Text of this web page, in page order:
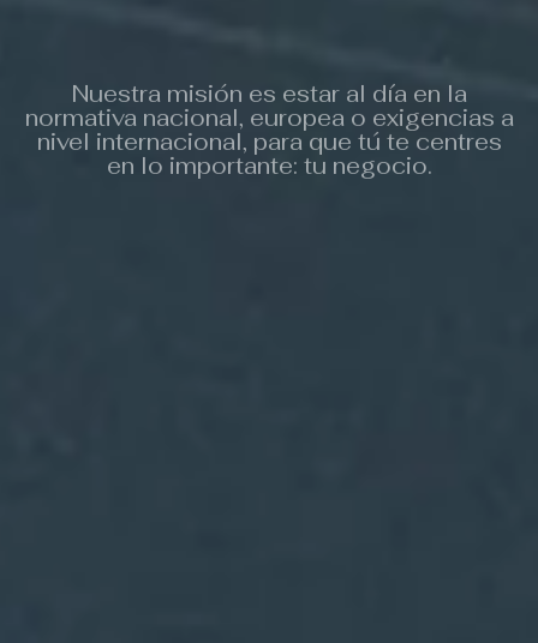
Nuestra misión es estar al día en la
normativa nacional, europea o exigencias a
nivel internacional, para que tú te centres
en lo importante: tu negocio.